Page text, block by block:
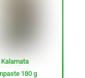
Kalamata
180 g